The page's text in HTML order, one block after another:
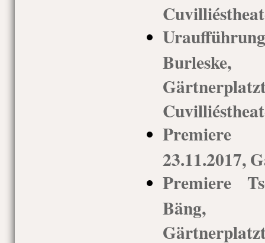
Premiere
23.11.2017,
Premiere
Bäng,